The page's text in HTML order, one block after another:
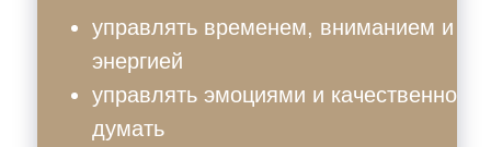
управлять временем, вниманием и
энергией
управлять эмоциями и качественно
думать